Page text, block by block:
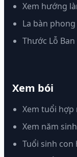
Xem hướng
La bàn
Thước Lỗ Ban
Xem bói
Xem tuổi hợp
Xem năm
Tuổi sinh con